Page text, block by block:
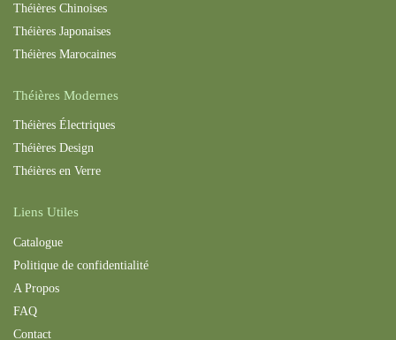
Théières Chinoises
Théières Japonaises
Théières Marocaines
Théières Modernes
Théières Électriques
Théières Design
Théières en Verre
Liens Utiles
Catalogue
Politique de confidentialité
A Propos
FAQ
Contact